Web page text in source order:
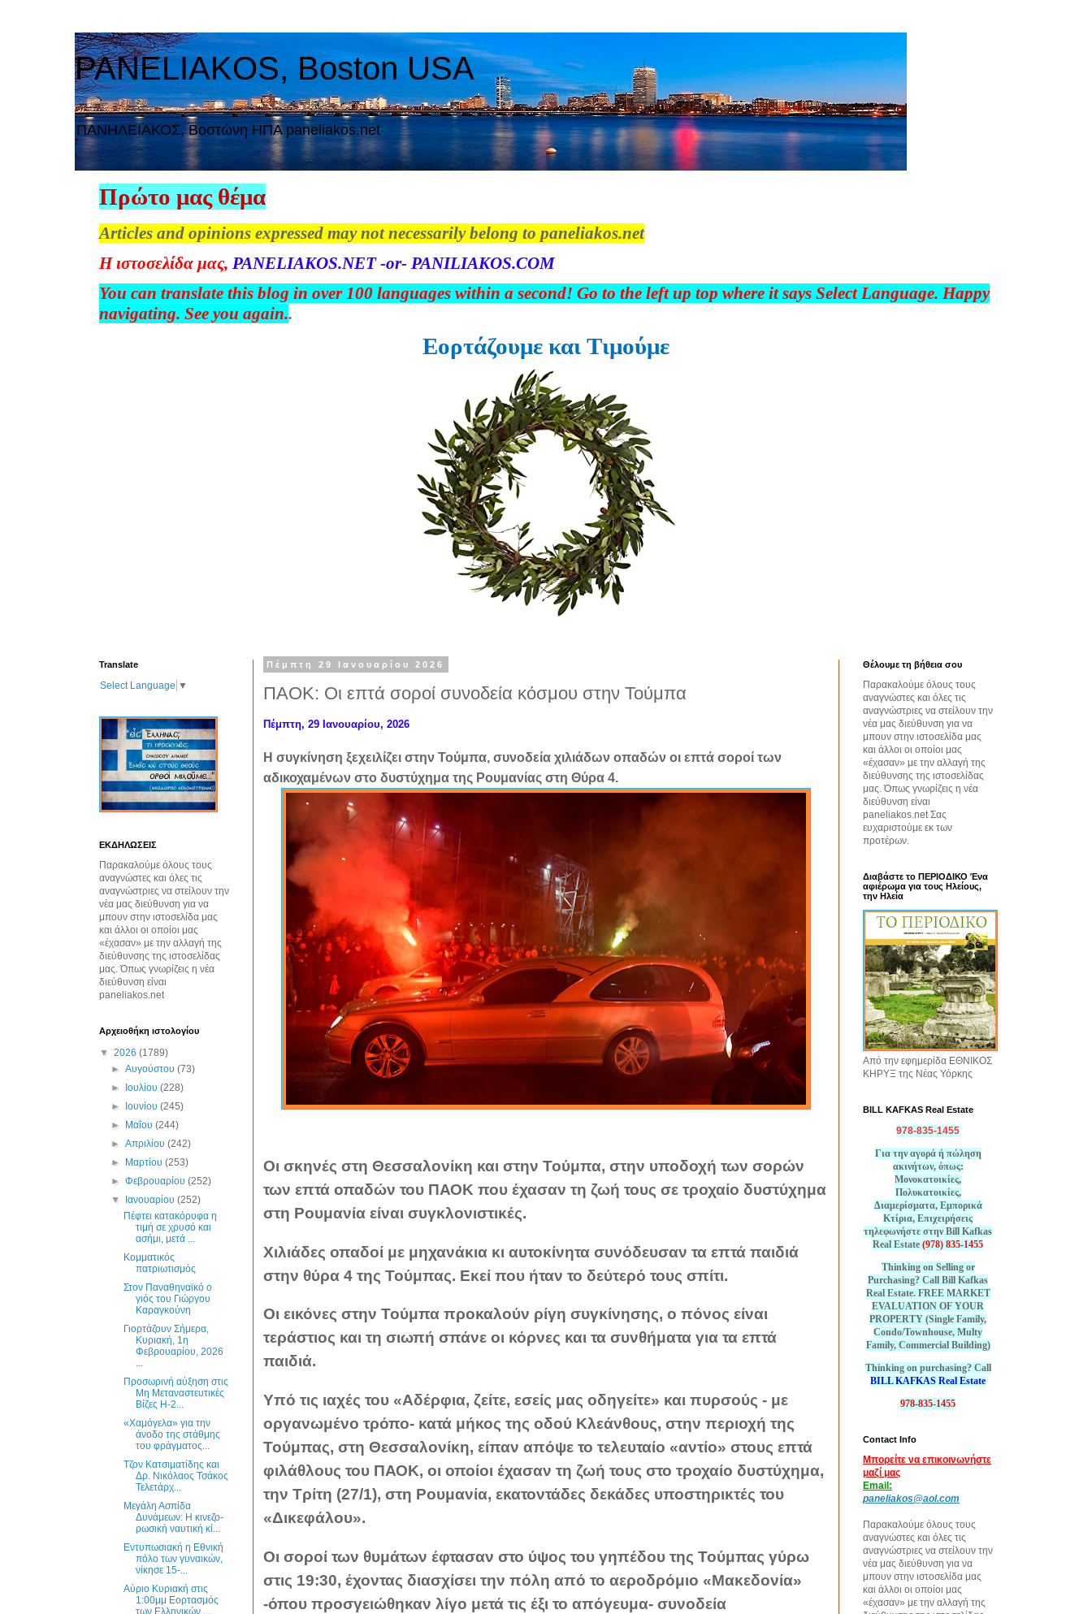
PANELIAKOS, Boston USA
ΠAΝΗΛΕΙΑΚΟΣ, Βοστώνη ΗΠΑ paneliakos.net
Πρώτο μας θέμα
Articles and opinions expressed may not necessarily belong to paneliakos.net
Η ιστοσελίδα μας, PANELIAKOS.NET -or- PANILIAKOS.COM
You can translate this blog in over 100 languages within a second! Go to the left up top where it says Select Language. Happy
navigating. See you again..
Εορτάζουμε και Tιμούμε
Πέμπτη 29 Ιανουαρίου 2026
ΠΑΟΚ: Οι επτά σοροί συνοδεία κόσμου στην Τούμπα
Πέμπτη, 29 Ιανουαρίου, 2026
Η συγκίνηση ξεχειλίζει στην Τούμπα, συνοδεία χιλιάδων οπαδών οι επτά σοροί των
αδικοχαμένων στο δυστύχημα της Ρουμανίας στη Θύρα 4.
Οι σκηνές στη Θεσσαλονίκη και στην Τούμπα, στην υποδοχή των σορών
των επτά οπαδών του ΠΑΟΚ που έχασαν τη ζωή τους σε τροχαίο δυστύχημα
στη Ρουμανία είναι συγκλονιστικές.
Χιλιάδες οπαδοί με μηχανάκια κι αυτοκίνητα συνόδευσαν τα επτά παιδιά
στην θύρα 4 της Τούμπας. Εκεί που ήταν το δεύτερό τους σπίτι.
Οι εικόνες στην Τούμπα προκαλούν ρίγη συγκίνησης, ο πόνος είναι
τεράστιος και τη σιωπή σπάνε οι κόρνες και τα συνθήματα για τα επτά
παιδιά.
Υπό τις ιαχές του «Αδέρφια, ζείτε, εσείς μας οδηγείτε» και πυρσούς - με
οργανωμένο τρόπο- κατά μήκος της οδού Κλεάνθους, στην περιοχή της
Τούμπας, στη Θεσσαλονίκη, είπαν απόψε το τελευταίο «αντίο» στους επτά
φιλάθλους του ΠΑΟΚ, οι οποίοι έχασαν τη ζωή τους στο τροχαίο δυστύχημα,
την Τρίτη (27/1), στη Ρουμανία, εκατοντάδες δεκάδες υποστηρικτές του
«Δικεφάλου».
Οι σοροί των θυμάτων έφτασαν στο ύψος του γηπέδου της Τούμπας γύρω
στις 19:30, έχοντας διασχίσει την πόλη από το αεροδρόμιο «Μακεδονία»
-όπου προσγειώθηκαν λίγο μετά τις έξι το απόγευμα- συνοδεία
Translate
Select Language ▼
ΕΚΔΗΛΩΣΕΙΣ
Παρακαλούμε όλους τους
αναγνώστες και όλες τις
αναγνώστριες να στείλουν την
νέα μας διεύθυνση για να
μπουν στην ιστοσελίδα μας
και άλλοι οι οποίοι μας
«έχασαν» με την αλλαγή της
διεύθυνσης της ιστοσελίδας
μας. Όπως γνωρίζεις η νέα
διεύθυνση είναι
paneliakos.net
Αρχειοθήκη ιστολογίου
▼ 2026 (1789)
►Αυγούστου(73)
► Ιουλίου(228)
► Ιουνίου(245)
► Μαΐου(244)
►Απριλίου(242)
► Μαρτίου(253)
►Φεβρουαρίου(252)
▼ Ιανουαρίου(252)
Πέφτει κατακόρυφα η
τιμή σε χρυσό και
ασήμι, μετά ...
Κομματικός
πατριωτισμός
Στον Παναθηναϊκό ο
γιός του Γιώργου
Καραγκούνη
Γιορτάζουν Σήμερα,
Κυριακή, 1η
Φεβρουαρίου, 2026
...
Προσωρινή αύξηση στις
Μη Μεταναστευτικές
Βίζες H-2...
«Χαμόγελα» για την
άνοδο της στάθμης
του φράγματος...
Τζον Κατσιματίδης και
Δρ. Νικόλαος Τσάκος
Τελετάρχ...
Μεγάλη Ασπίδα
Δυνάμεων: Η κινεζο-
ρωσική ναυτική κί...
Εντυπωσιακή η Εθνική
πόλο των γυναικών,
νίκησε 15-...
Αύριο Κυριακή στις
1:00μμ Εορτασμός
των Ελληνικών ...
Θέλουμε τη βήθεια σου
Παρακαλούμε όλους τους
αναγνώστες και όλες τις
αναγνώστριες να στείλουν την
νέα μας διεύθυνση για να
μπουν στην ιστοσελίδα μας
και άλλοι οι οποίοι μας
«έχασαν» με την αλλαγή της
διεύθυνσης της ιστοσελίδας
μας. Όπως γνωρίζεις η νέα
διεύθυνση είναι
paneliakos.net Σας
ευχαριστούμε εκ των
προτέρων.
Διαβάστε το ΠΕΡΙΟΔΙΚΟ Ένα
αφιέρωμα για τους Ηλείους,
την Ηλεία
Από την εφημερίδα ΕΘΝΙΚΟΣ
ΚΗΡΥΞ της Νέας Υόρκης
BILL KAFKAS Real Estate
978-835-1455
Για την αγορά ή πώληση
ακινήτων, όπως:
Μονοκατοικίες,
Πολυκατοικίες,
Διαμερίσματα, Εμπορικά
Κτίρια, Επιχειρήσεις
τηλεφωνήστε στην Bill Kafkas
Real Estate (978) 835-1455
Thinking on Selling or
Purchasing? Call Bill Kafkas
Real Estate. FREE MARKET
EVALUATION OF YOUR
PROPERTY (Single Family,
Condo/Townhouse, Multy
Family, Commercial Building)
Thinking on purchasing? Call
BILL KAFKAS Real Estate
978-835-1455
Contact Info
Μπορείτε να επικοινωνήστε
μαζί μας
Email:
paneliakos@aol.com
Παρακαλούμε όλους τους
αναγνώστες και όλες τις
αναγνώστριες να στείλουν την
νέα μας διεύθυνση για να
μπουν στην ιστοσελίδα μας
και άλλοι οι οποίοι μας
«έχασαν» με την αλλαγή της